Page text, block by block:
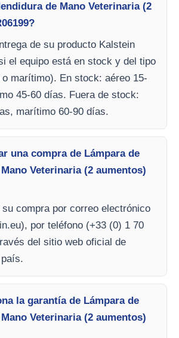
de Mano Veterinaria (2
de su producto Kalstein
el equipo está en stock y del tipo
marítimo). En stock: aéreo 15-
45-60 días. Fuera de stock:
marítimo 60-90 días.
una compra de Lámpara de
Veterinaria (2 aumentos)
compra por correo electrónico
), por teléfono (+33 (0) 1 70
del sitio web oficial de
la garantía de Lámpara de
Veterinaria (2 aumentos)